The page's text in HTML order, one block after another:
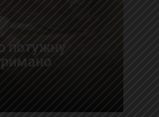
потужну